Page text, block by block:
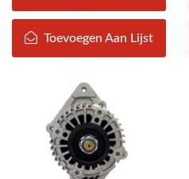
Toevoegen Aan Lijst